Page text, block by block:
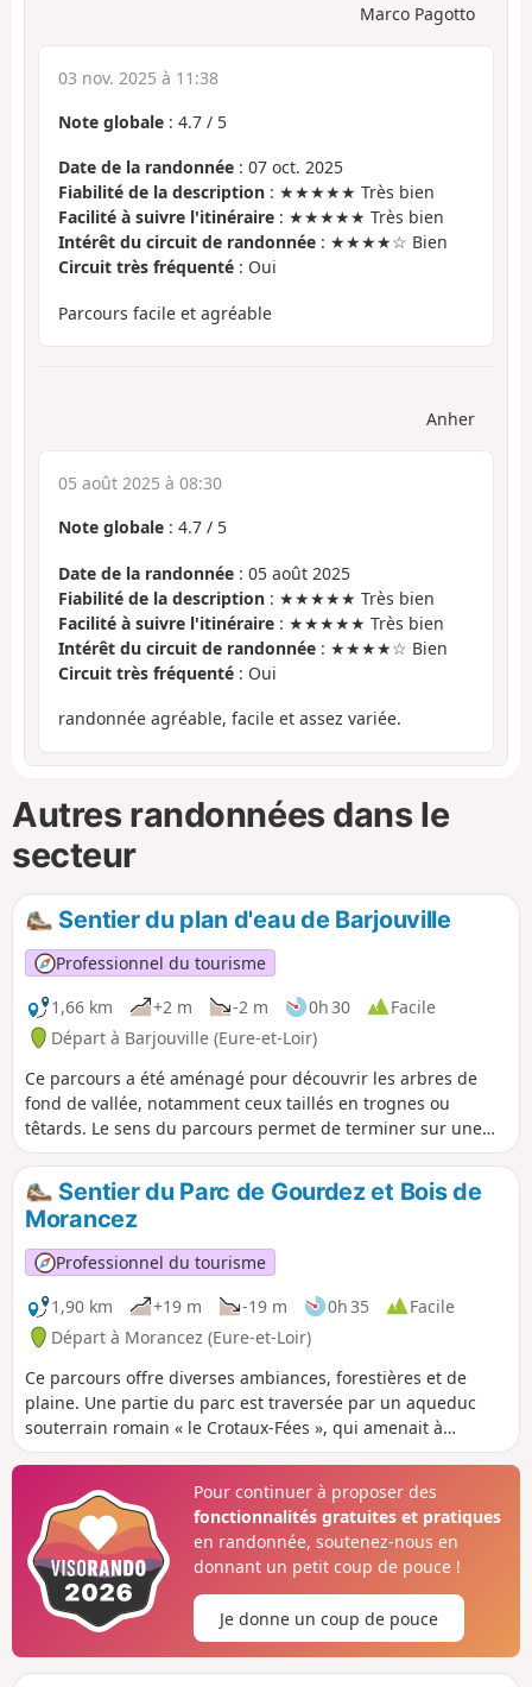
Marco Pagotto
03 nov. 2025 à 11:38
Note globale : 4.7 / 5
Date de la randonnée : 07 oct. 2025
Fiabilité de la description : ★★★★★ Très bien
Facilité à suivre l'itinéraire : ★★★★★ Très bien
Intérêt du circuit de randonnée : ★★★★☆ Bien
Circuit très fréquenté : Oui
Parcours facile et agréable
Anher
05 août 2025 à 08:30
Note globale : 4.7 / 5
Date de la randonnée : 05 août 2025
Fiabilité de la description : ★★★★★ Très bien
Facilité à suivre l'itinéraire : ★★★★★ Très bien
Intérêt du circuit de randonnée : ★★★★☆ Bien
Circuit très fréquenté : Oui
randonnée agréable, facile et assez variée.
Autres randonnées dans le
secteur
Sentier du plan d'eau de Barjouville
Professionnel du tourisme
1,66 km
+2 m -2 m 0h 30
Facile
Départ à Barjouville (Eure-et-Loir)
Ce parcours a été aménagé pour découvrir les arbres de
fond de vallée, notamment ceux taillés en trognes ou
têtards. Le sens du parcours permet de terminer sur une
aire de jeux. Le site intègre l'Espace Naturel Sensible de la
Vallée de l'Eure.
Sentier du Parc de Gourdez et Bois de
Morancez
Professionnel du tourisme
1,90 km
+19 m -19 m 0h 35
Facile
Départ à Morancez (Eure-et-Loir)
Ce parcours offre diverses ambiances, forestières et de
plaine. Une partie du parc est traversée par un aqueduc
souterrain romain « le Crotaux-Fées », qui amenait à
Chartres l’eau des sources d’Houdouenne. Le site intègre
Pour continuer à proposer des
fonctionnalités gratuites et pratiques
en randonnée, soutenez-nous en
donnant un petit coup de pouce !
Je donne un coup de pouce